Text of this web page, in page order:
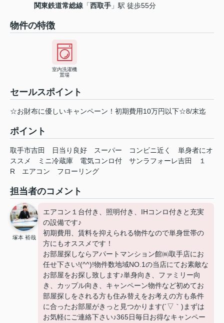
関東鉄道常総線 「西取手 」駅 徒歩55分
物件の特徴
室内洗濯機
置場
セールスポイント
☆お財布に優しいキャンペーン！初期費用10万円以下☆8/末迄
ポイント
取手市吉田 日当り良好 スーパー コンビニ近く
単身者にオ
ススメ
ミニ冷蔵庫 電気コンロ付 サンラフォーレ吉田
１
R
エアコン フローリング
担当者のコメント
塚本 裕哉
エアコン１台付き、照明付き、IHコンロ付きと充実
の設備です♪
初期費用、賃料を抑えられる物件なので単身世帯の
方にもオススメです！
お部屋探しならアパートマンション館㈱取手店にお
任せ下さい!(^^)!物件数地域NO.1の当店にてお素敵な
お部屋をお探し致します♪単身向き、ファミリー向
き、カップル向き、キャンペーン物件など初めてお
部屋探しをされる方も住み替えをお考えの方も条件
に合ったお部屋がきっと見つかります(´▽｀)まずは
お気軽にご連絡下さい♪365日毎日お得なキャンペー